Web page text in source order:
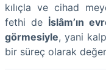
kılıçla ve cihad
fethi de İslâm’ın
görmesiyle, yani
bir süreç olarak